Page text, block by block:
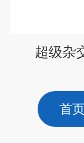
超级杂
首页